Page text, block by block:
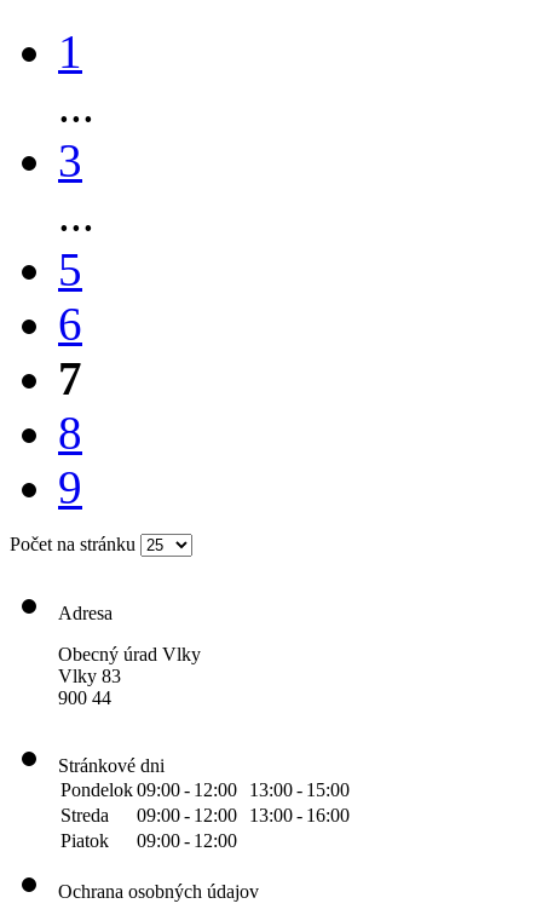
1
...
3
...
5
6
7
8
9
Počet na stránku
Adresa
Obecný úrad Vlky
Vlky 83
900 44
Stránkové dni
Pondelok09:00- 12:00 13:00- 15:00
Streda
09:00- 12:00 13:00- 16:00
Piatok
09:00- 12:00
Ochrana osobných údajov